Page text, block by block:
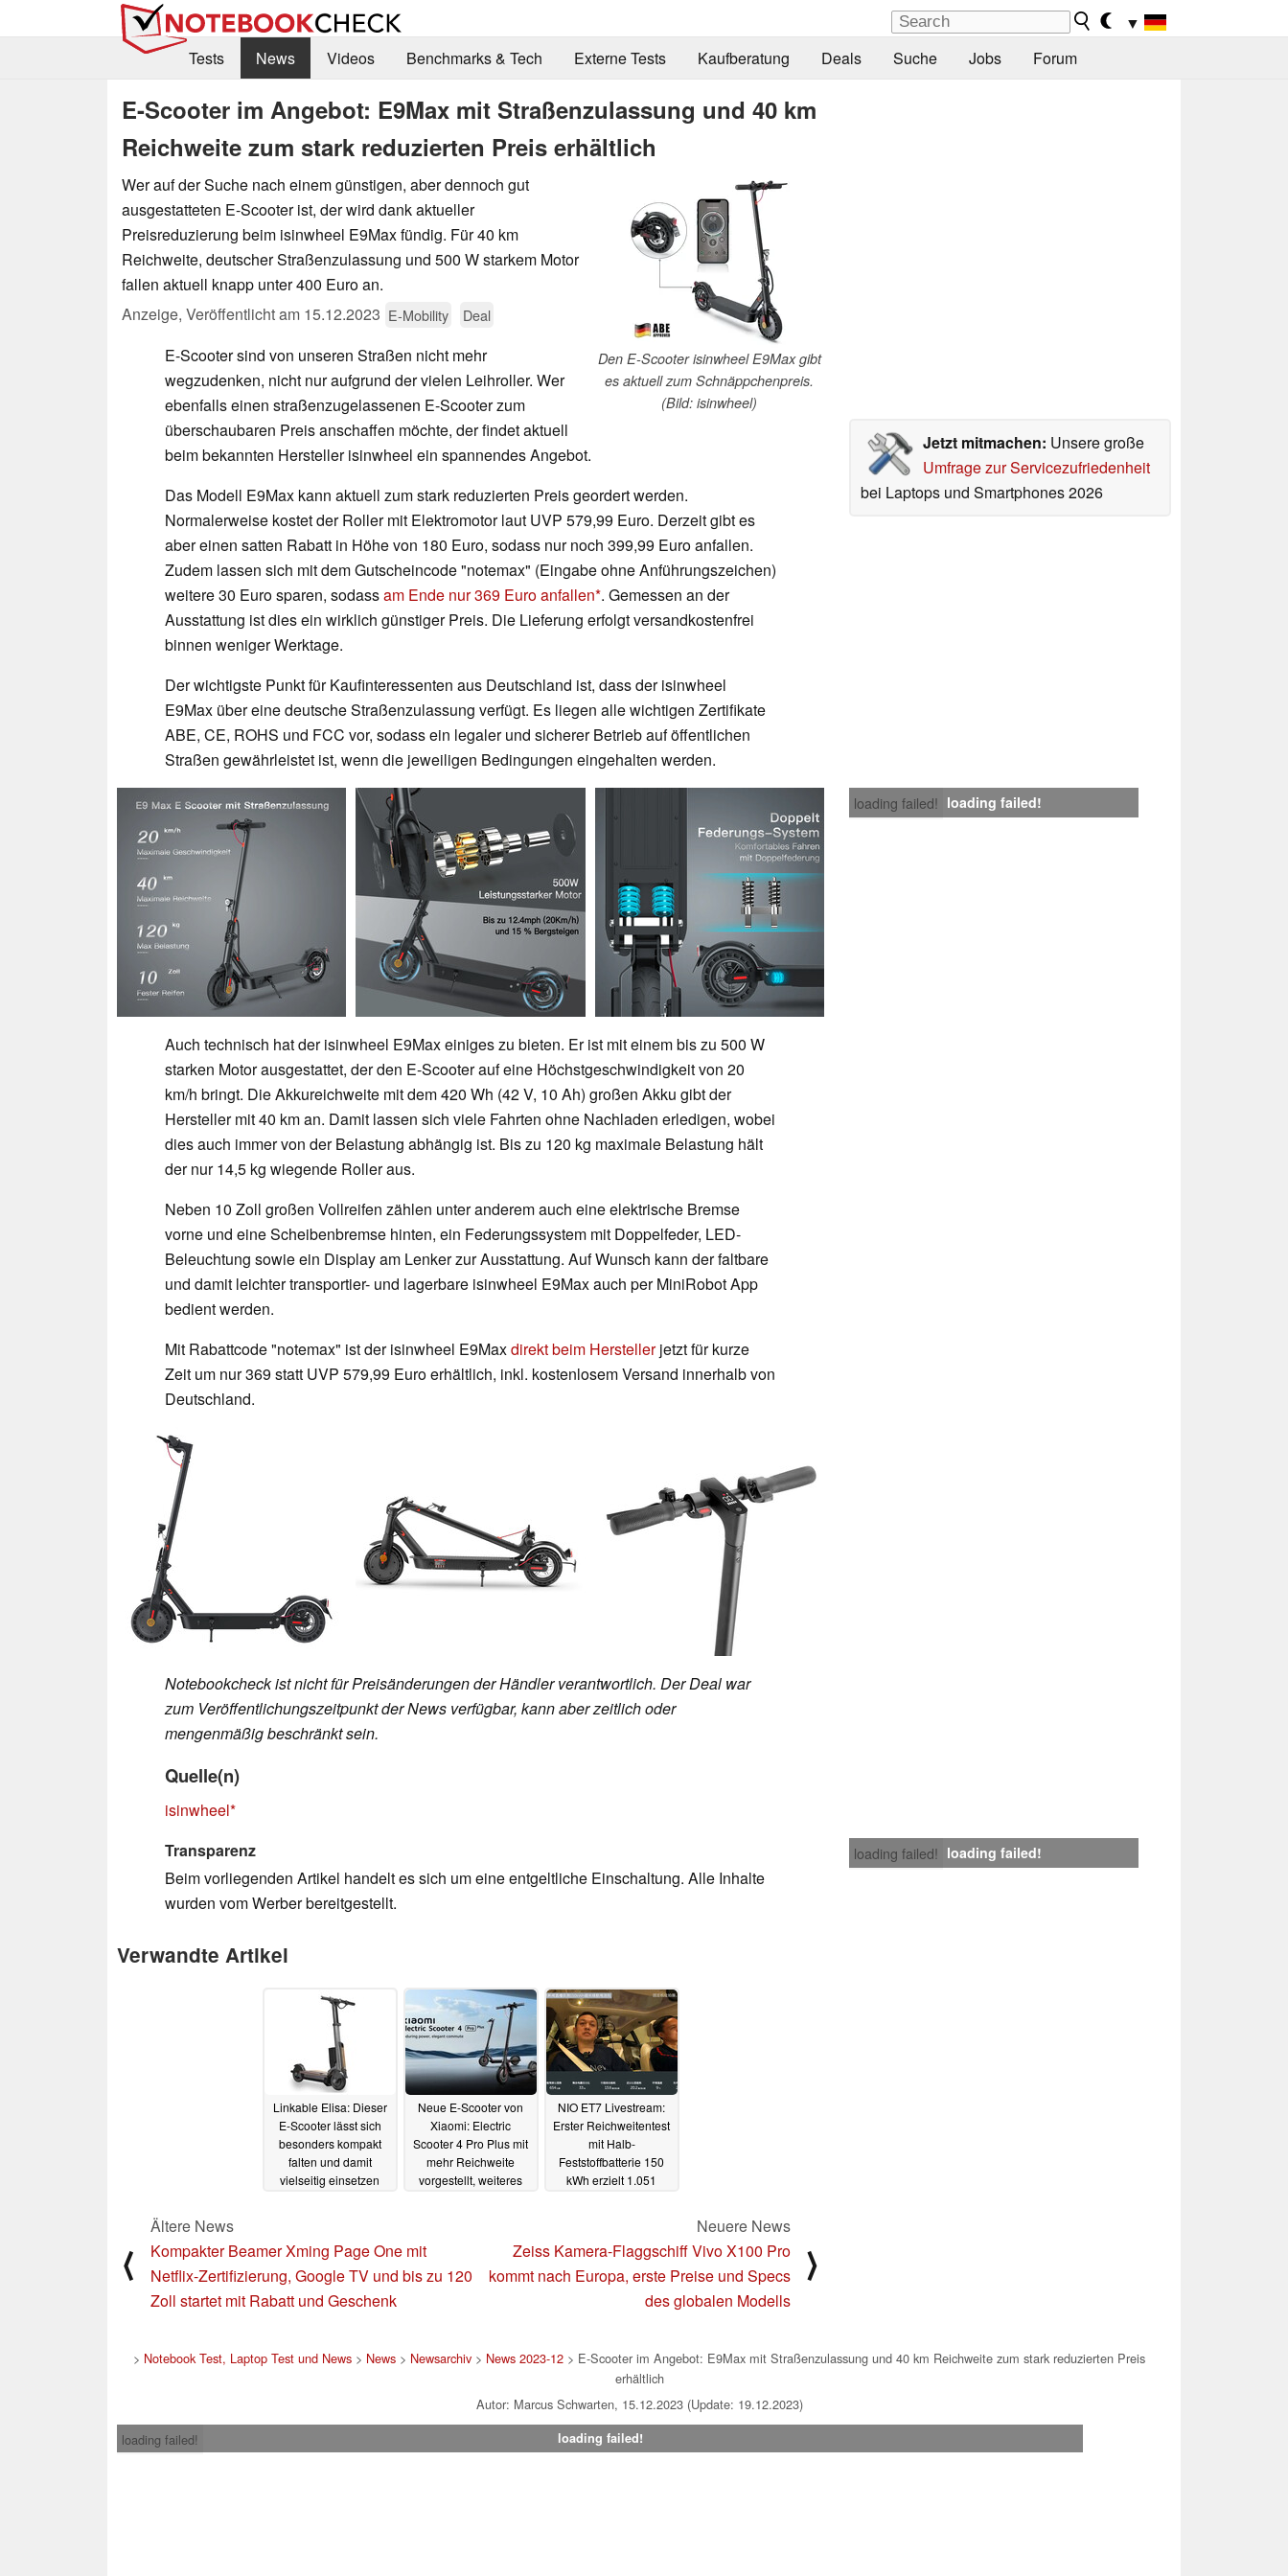
▼
Tests
News Videos Benchmarks & Tech Externe Tests Kaufberatung Deals Suche Jobs Forum
E-Scooter im Angebot: E9Max mit Straßenzulassung und 40 km
Reichweite zum stark reduzierten Preis erhältlich
Den E-Scooter isinwheel E9Max gibt
es aktuell zum Schnäppchenpreis.
(Bild: isinwheel)
Wer auf der Suche nach einem günstigen, aber dennoch gut
ausgestatteten E-Scooter ist, der wird dank aktueller
Preisreduzierung beim isinwheel E9Max fündig. Für 40 km
Reichweite, deutscher Straßenzulassung und 500 W starkem Motor
fallen aktuell knapp unter 400 Euro an.
Anzeige, Veröffentlicht am 15.12.2023 E-Mobility Deal
Jetzt mitmachen: Unsere große
Umfrage zur Servicezufriedenheit
bei Laptops und Smartphones 2026
E-Scooter sind von unseren Straßen nicht mehr
wegzudenken, nicht nur aufgrund der vielen Leihroller. Wer
ebenfalls einen straßenzugelassenen E-Scooter zum
überschaubaren Preis anschaffen möchte, der findet aktuell
beim bekannten Hersteller isinwheel ein spannendes Angebot.
Das Modell E9Max kann aktuell zum stark reduzierten Preis geordert werden.
Normalerweise kostet der Roller mit Elektromotor laut UVP 579,99 Euro. Derzeit gibt es
aber einen satten Rabatt in Höhe von 180 Euro, sodass nur noch 399,99 Euro anfallen.
Zudem lassen sich mit dem Gutscheincode "notemax" (Eingabe ohne Anführungszeichen)
weitere 30 Euro sparen, sodassam Ende nur 369 Euro anfallen . Gemessen an der
Ausstattung ist dies ein wirklich günstiger Preis. Die Lieferung erfolgt versandkostenfrei
binnen weniger Werktage.
Der wichtigste Punkt für Kaufinteressenten aus Deutschland ist, dass der isinwheel
E9Max über eine deutsche Straßenzulassung verfügt. Es liegen alle wichtigen Zertifikate
ABE, CE, ROHS und FCC vor, sodass ein legaler und sicherer Betrieb auf öffentlichen
Straßen gewährleistet ist, wenn die jeweiligen Bedingungen eingehalten werden.
loading failed! loading failed!
Auch technisch hat der isinwheel E9Max einiges zu bieten. Er ist mit einem bis zu 500 W
starken Motor ausgestattet, der den E-Scooter auf eine Höchstgeschwindigkeit von 20
km/h bringt. Die Akkureichweite mit dem 420 Wh (42 V, 10 Ah) großen Akku gibt der
Hersteller mit 40 km an. Damit lassen sich viele Fahrten ohne Nachladen erledigen, wobei
dies auch immer von der Belastung abhängig ist. Bis zu 120 kg maximale Belastung hält
der nur 14,5 kg wiegende Roller aus.
Neben 10 Zoll großen Vollreifen zählen unter anderem auch eine elektrische Bremse
vorne und eine Scheibenbremse hinten, ein Federungssystem mit Doppelfeder, LED-
Beleuchtung sowie ein Display am Lenker zur Ausstattung. Auf Wunsch kann der faltbare
und damit leichter transportier- und lagerbare isinwheel E9Max auch per MiniRobot App
bedient werden.
Mit Rabattcode "notemax" ist der isinwheel E9Maxdirekt beim Herstellerjetzt für kurze
Zeit um nur 369 statt UVP 579,99 Euro erhältlich, inkl. kostenlosem Versand innerhalb von
Deutschland.
Notebookcheck ist nicht für Preisänderungen der Händler verantwortlich. Der Deal war
zum Veröffentlichungszeitpunkt der News verfügbar, kann aber zeitlich oder
mengenmäßig beschränkt sein.
Quelle(n)
isinwheel
loading failed! loading failed!
Transparenz
Beim vorliegenden Artikel handelt es sich um eine entgeltliche Einschaltung. Alle Inhalte
wurden vom Werber bereitgestellt.
Verwandte Artikel
Linkable Elisa: Dieser
E-Scooter lässt sich
besonders kompakt
falten und damit
vielseitig einsetzen
Neue E-Scooter von
Xiaomi: Electric
Scooter 4 Pro Plus mit
mehr Reichweite
vorgestellt, weiteres
NIO ET7 Livestream:
Erster Reichweitentest
mit Halb-
Feststoffbatterie 150
kWh erzielt 1.051
⟨
Ältere News
Kompakter Beamer Xming Page One mit
Netflix-Zertifizierung, Google TV und bis zu 120
Zoll startet mit Rabatt und Geschenk
Neuere News
Zeiss Kamera-Flaggschiff Vivo X100 Pro
kommt nach Europa, erste Preise und Specs
des globalen Modells
⟩
> Notebook Test, Laptop Test und News > News > Newsarchiv > News 2023-12 > E-Scooter im Angebot: E9Max mit Straßenzulassung und 40 km Reichweite zum stark reduzierten Preis
erhältlich
Autor: Marcus Schwarten, 15.12.2023 (Update: 19.12.2023)
loading failed!
loading failed!